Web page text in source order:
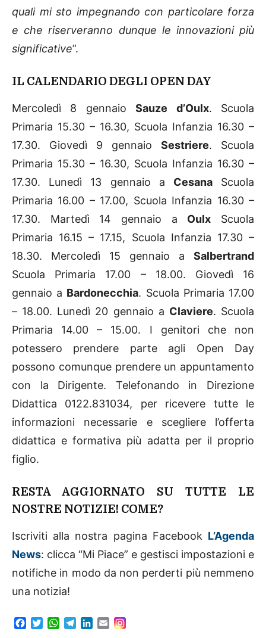
quali mi sto impegnando con particolare forza
e che riserveranno dunque le innovazioni più
significative”.
IL CALENDARIO DEGLI OPEN DAY
Mercoledì 8 gennaioSauze d’Oulx. Scuola
Primaria 15.30 – 16.30, Scuola Infanzia 16.30 –
17.30. Giovedì 9 gennaio Sestriere. Scuola
Primaria 15.30 – 16.30, Scuola Infanzia 16.30 –
17.30. Lunedì 13 gennaio a CesanaScuola
Primaria 16.00 – 17.00, Scuola Infanzia 16.30 –
17.30. Martedì 14 gennaio a Oulx Scuola
Primaria 16.15 – 17.15, Scuola Infanzia 17.30 –
18.30. Mercoledì 15 gennaio a Salbertrand
Scuola Primaria 17.00 – 18.00. Giovedì 16
gennaio a Bardonecchia. Scuola Primaria 17.00
– 18.00. Lunedì 20 gennaio a Claviere. Scuola
Primaria 14.00 – 15.00. I genitori che non
potessero prendere parte agli Open Day
possono comunque prendere un appuntamento
con la Dirigente. Telefonando in Direzione
Didattica 0122.831034, per ricevere tutte le
informazioni necessarie e scegliere l’offerta
didattica e formativa più adatta per il proprio
figlio.
RESTA AGGIORNATO SU TUTTE LE
NOSTRE NOTIZIE! COME?
Iscriviti alla nostra pagina Facebook L’Agenda
News: clicca “Mi Piace” e gestisci impostazioni e
notifiche in modo da non perderti più nemmeno
una notizia!
W
E